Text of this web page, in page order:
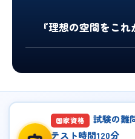
『理想の空間をこ
国家資格
試験の難
テスト時間120分